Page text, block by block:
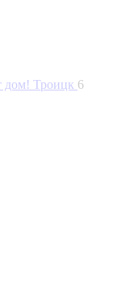
дом! Троицк 6